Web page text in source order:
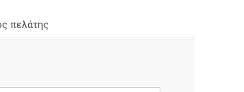
πελάτης